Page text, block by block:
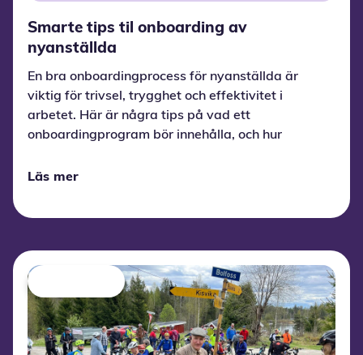
Smarte tips til onboarding av
nyanställda
En bra onboardingprocess för nyanställda är
viktig för trivsel, trygghet och effektivitet i
arbetet. Här är några tips på vad ett
onboardingprogram bör innehålla, och hur
smidigare för både medarbetare och chefer.
Läs mer